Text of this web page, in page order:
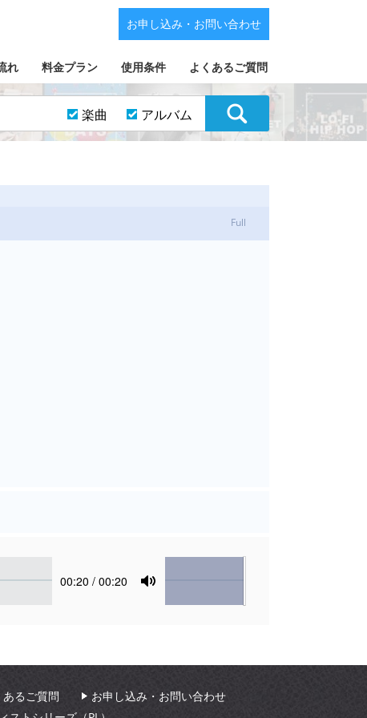
れ 料金プラン 使用条件 よくあるご質問
お申し込み・お問い合わせ
楽曲 アルバム
Full
Current
00:20 / 00:20
Mute
Volume
あるご質問
お申し込み・お問い合わせ